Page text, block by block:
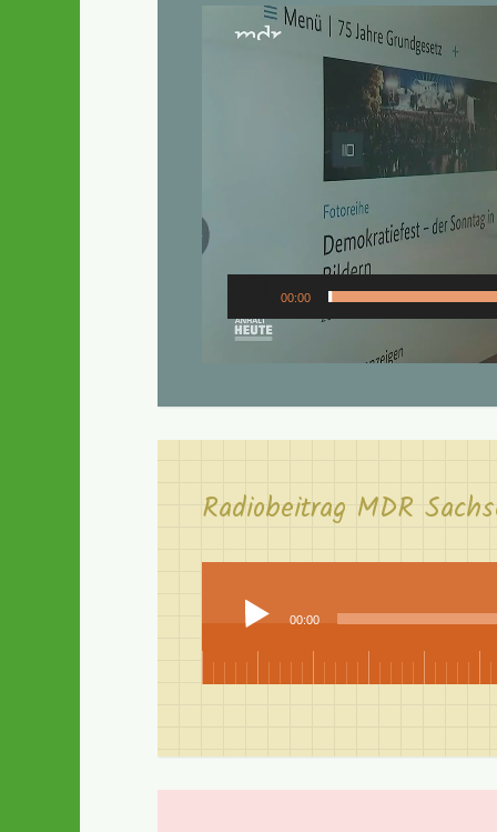
00:00
Radiobeitrag MDR
Player
00:00